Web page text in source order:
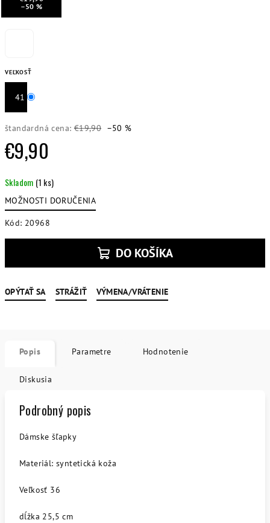
VEĽKOSŤ
41
štandardná cena: €19,90 –50 %
€9,90
cena:
Skladom (1 ks)
MOŽNOSTI DORUČENIA
Kód: 20968
DO KOŠÍKA
OPÝTAŤ SA STRÁŽIŤ VÝMENA/VRÁTENIE
–50 %
Popis Parametre Hodnotenie
Diskusia
Podrobný popis
Dámske šľapky
Materiál: syntetická koža
Veľkosť 36
dĺžka 25,5 cm